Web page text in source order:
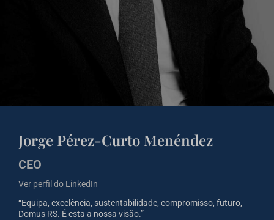
Jorge Pérez-Curto Menéndez
CEO
Ver perfil do LinkedIn
“Equipa, excelência, sustentabilidade, compromisso, futuro,
Domus RS. É esta a nossa visão.”